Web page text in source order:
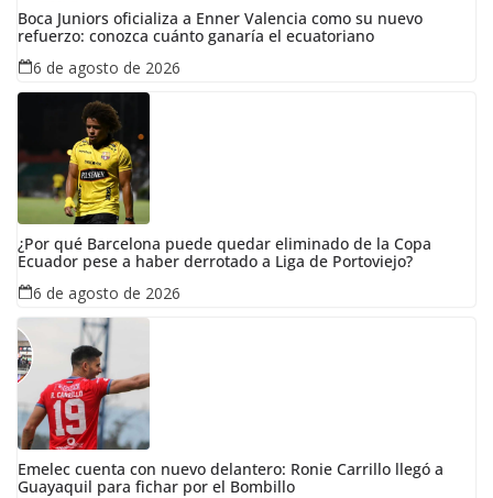
Boca Juniors oficializa a Enner Valencia como su nuevo
refuerzo: conozca cuánto ganaría el ecuatoriano
6 de agosto de 2026
¿Por qué Barcelona puede quedar eliminado de la Copa
Ecuador pese a haber derrotado a Liga de Portoviejo?
6 de agosto de 2026
Emelec cuenta con nuevo delantero: Ronie Carrillo llegó a
Guayaquil para fichar por el Bombillo